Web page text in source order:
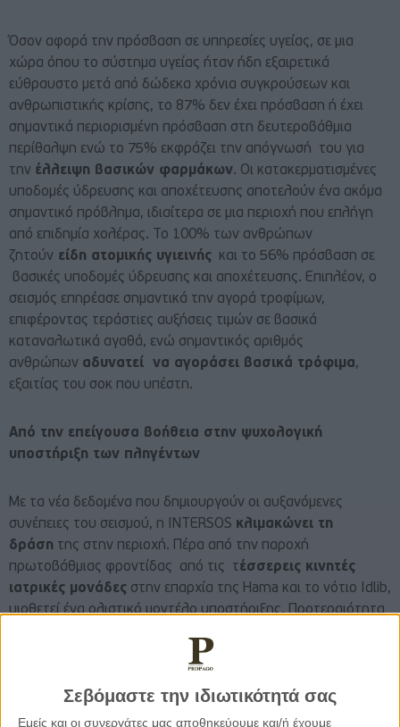
Σεβόμαστε την ιδιωτικότητά σας
Εμείς και οι συνεργάτες μας αποθηκεύουμε και/ή έχουμε
Όσον αφορά την πρόσβαση σε υπηρεσίες υγείας, σε μια
χώρα όπου το σύστημα υγείας ήταν ήδη εξαιρετικά
εύθραυστο μετά από δώδεκα χρόνια συγκρούσεων και
ανθρωπιστικής κρίσης, το 87% δεν έχει πρόσβαση ή έχει
σημαντικά περιορισμένη πρόσβαση στη δευτεροβάθμια
περίθαλψη ενώ το 75% εκφράζει την απόγνωσή του για
την έλλειψη βασικών φαρμάκων. Οι κατακερματισμένες
υποδομές ύδρευσης και αποχέτευσης αποτελούν ένα ακόμα
σημαντικό πρόβλημα, ιδιαίτερα σε μια περιοχή που επλήγη
από επιδημία χολέρας. Το 100% των ανθρώπων
ζητούν είδη ατομικής υγιεινής και το 56% πρόσβαση σε
βασικές υποδομές ύδρευσης και αποχέτευσης. Επιπλέον, ο
σεισμός επηρέασε σημαντικά την αγορά τροφίμων,
επιφέροντας τεράστιες αυξήσεις τιμών σε βασικά
καταναλωτικά αγαθά, ενώ σημαντικός αριθμός
ανθρώπων αδυνατεί να αγοράσει βασικά τρόφιμα,
εξαιτίας του σοκ που υπέστη.
Από την επείγουσα βοήθεια στην ψυχολογική
υποστήριξη των πληγέντων
Με τα νέα δεδομένα που δημιουργούν οι αυξανόμενες
συνέπειες του σεισμού, η INTERSOS κλιμακώνει τη
δράση της στην περιοχή. Πέρα από την παροχή
πρωτοβάθμιας φροντίδας από τις τέσσερεις κινητές
ιατρικές μονάδες στην επαρχία της Hama και το νότιο Idlib,
υιοθετεί ένα ολιστικό μοντέλο υποστήριξης. Προτεραιότητα
μικρότερη πρόσβαση σε ανθρωπιστική βοήθεια. Στο πλαίσιο
αυτό, γίνεται προμήθεια και διανομή
ανάγκης,ατομικής υγιεινής καιπροστασίας από στο
κρύο